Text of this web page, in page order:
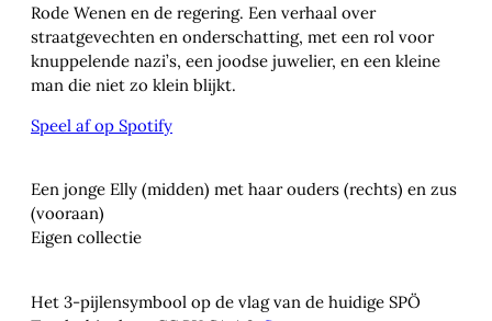
Rode Wenen en de regering. Een verhaal over
straatgevechten en onderschatting, met een rol voor
knuppelende nazi’s, een joodse juwelier, en een kleine
man die niet zo klein blijkt.
Speel af op Spotify
Een jonge Elly (midden) met haar ouders (rechts) en zus
(vooraan)
Eigen collectie
Het 3-pijlensymbool op de vlag van de huidige SPÖ